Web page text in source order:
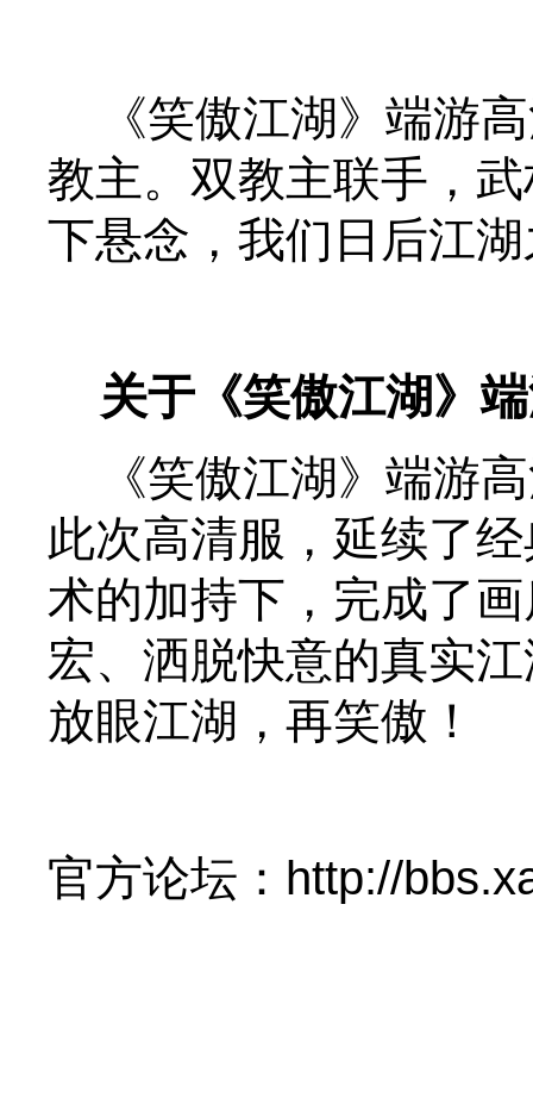
《笑傲江湖》端游高
教主。双教主联手，
下悬念，我们日后江
关于《笑傲江湖》
《笑傲江湖》端游高
此次高清服，延续了
术的加持下，完成了
宏、洒脱快意的真实
放眼江湖，再笑傲！
官方论坛：http://